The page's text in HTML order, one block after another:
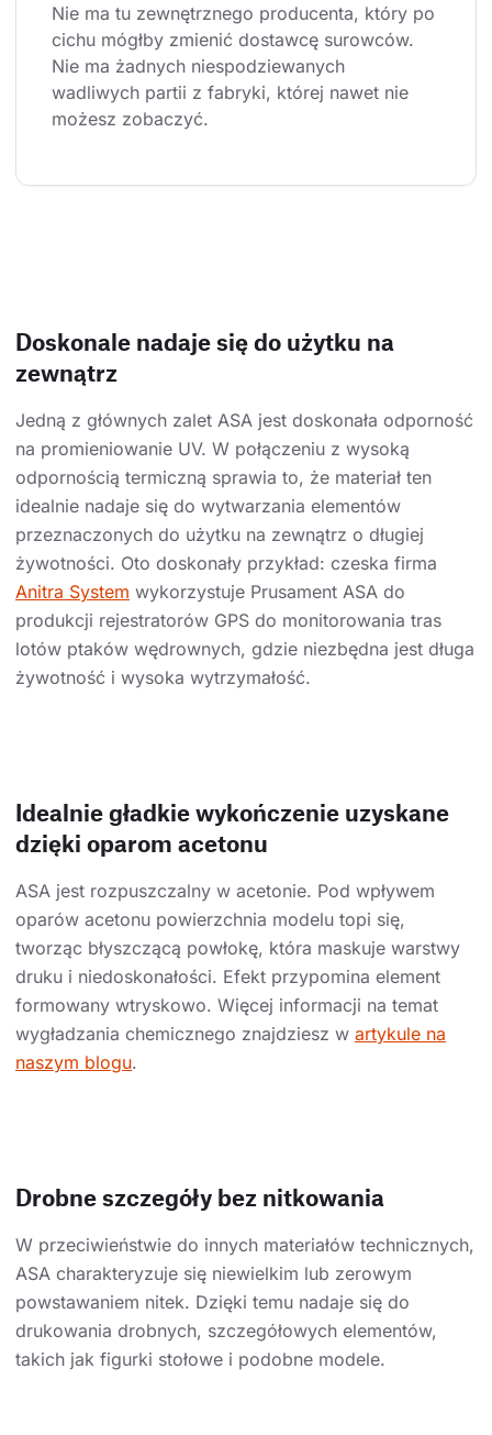
Nie ma tu zewnętrznego producenta, który po
cichu mógłby zmienić dostawcę surowców.
Nie ma żadnych niespodziewanych
wadliwych partii z fabryki, której nawet nie
możesz zobaczyć.
Doskonale nadaje się do użytku na
zewnątrz
Jedną z głównych zalet ASA jest doskonała odporność
na promieniowanie UV. W połączeniu z wysoką
odpornością termiczną sprawia to, że materiał ten
idealnie nadaje się do wytwarzania elementów
przeznaczonych do użytku na zewnątrz o długiej
żywotności. Oto doskonały przykład: czeska firma
Anitra System wykorzystuje Prusament ASA do
produkcji rejestratorów GPS do monitorowania tras
lotów ptaków wędrownych, gdzie niezbędna jest długa
żywotność i wysoka wytrzymałość.
Idealnie gładkie wykończenie uzyskane
dzięki oparom acetonu
ASA jest rozpuszczalny w acetonie. Pod wpływem
oparów acetonu powierzchnia modelu topi się,
tworząc błyszczącą powłokę, która maskuje warstwy
druku i niedoskonałości. Efekt przypomina element
formowany wtryskowo. Więcej informacji na temat
wygładzania chemicznego znajdziesz w artykule na
naszym blogu.
Drobne szczegóły bez nitkowania
W przeciwieństwie do innych materiałów technicznych,
ASA charakteryzuje się niewielkim lub zerowym
powstawaniem nitek. Dzięki temu nadaje się do
drukowania drobnych, szczegółowych elementów,
takich jak figurki stołowe i podobne modele.